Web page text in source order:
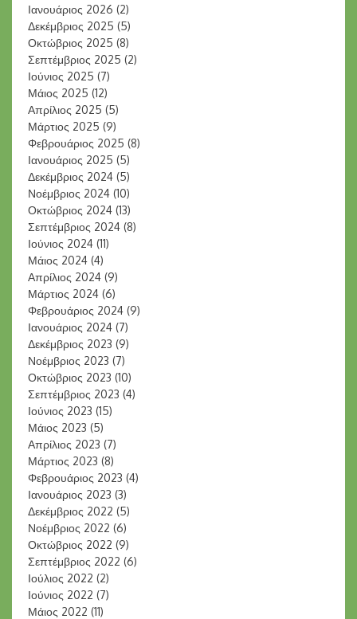
Ιανουάριος 2026 (2)
Δεκέμβριος 2025 (5)
Οκτώβριος 2025 (8)
Σεπτέμβριος 2025 (2)
Ιούνιος 2025 (7)
Μάιος 2025 (12)
Απρίλιος 2025 (5)
Μάρτιος 2025 (9)
Φεβρουάριος 2025 (8)
Ιανουάριος 2025 (5)
Δεκέμβριος 2024 (5)
Νοέμβριος 2024 (10)
Οκτώβριος 2024 (13)
Σεπτέμβριος 2024 (8)
Ιούνιος 2024 (11)
Μάιος 2024 (4)
Απρίλιος 2024 (9)
Μάρτιος 2024 (6)
Φεβρουάριος 2024 (9)
Ιανουάριος 2024 (7)
Δεκέμβριος 2023 (9)
Νοέμβριος 2023 (7)
Οκτώβριος 2023 (10)
Σεπτέμβριος 2023 (4)
Ιούνιος 2023 (15)
Μάιος 2023 (5)
Απρίλιος 2023 (7)
Μάρτιος 2023 (8)
Φεβρουάριος 2023 (4)
Ιανουάριος 2023 (3)
Δεκέμβριος 2022 (5)
Νοέμβριος 2022 (6)
Οκτώβριος 2022 (9)
Σεπτέμβριος 2022 (6)
Ιούλιος 2022 (2)
Ιούνιος 2022 (7)
Μάιος 2022 (11)